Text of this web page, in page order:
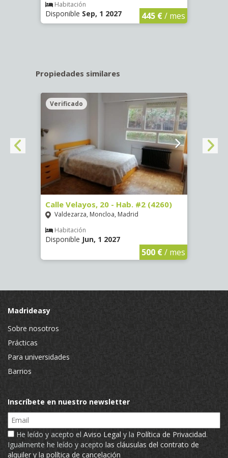
Habitación
Disponible Sep, 1 2027 445 €/ mes
Propiedades similares
Verificado
Calle Velayos, 20 - Hab. #2 (4260)
Valdezarza, Moncloa, Madrid
Habitación
Disponible Jun, 1 2027
500 €/ mes
Madrideasy
Sobre nosotros
Prácticas
Para universidades
Barrios
Inscríbete en nuestro newsletter
Email
He leído y acepto el Aviso Legal y la Política de Privacidad.
Igualmente he leído y acepto las cláusulas del contrato de
alquiler y la política de cancelación